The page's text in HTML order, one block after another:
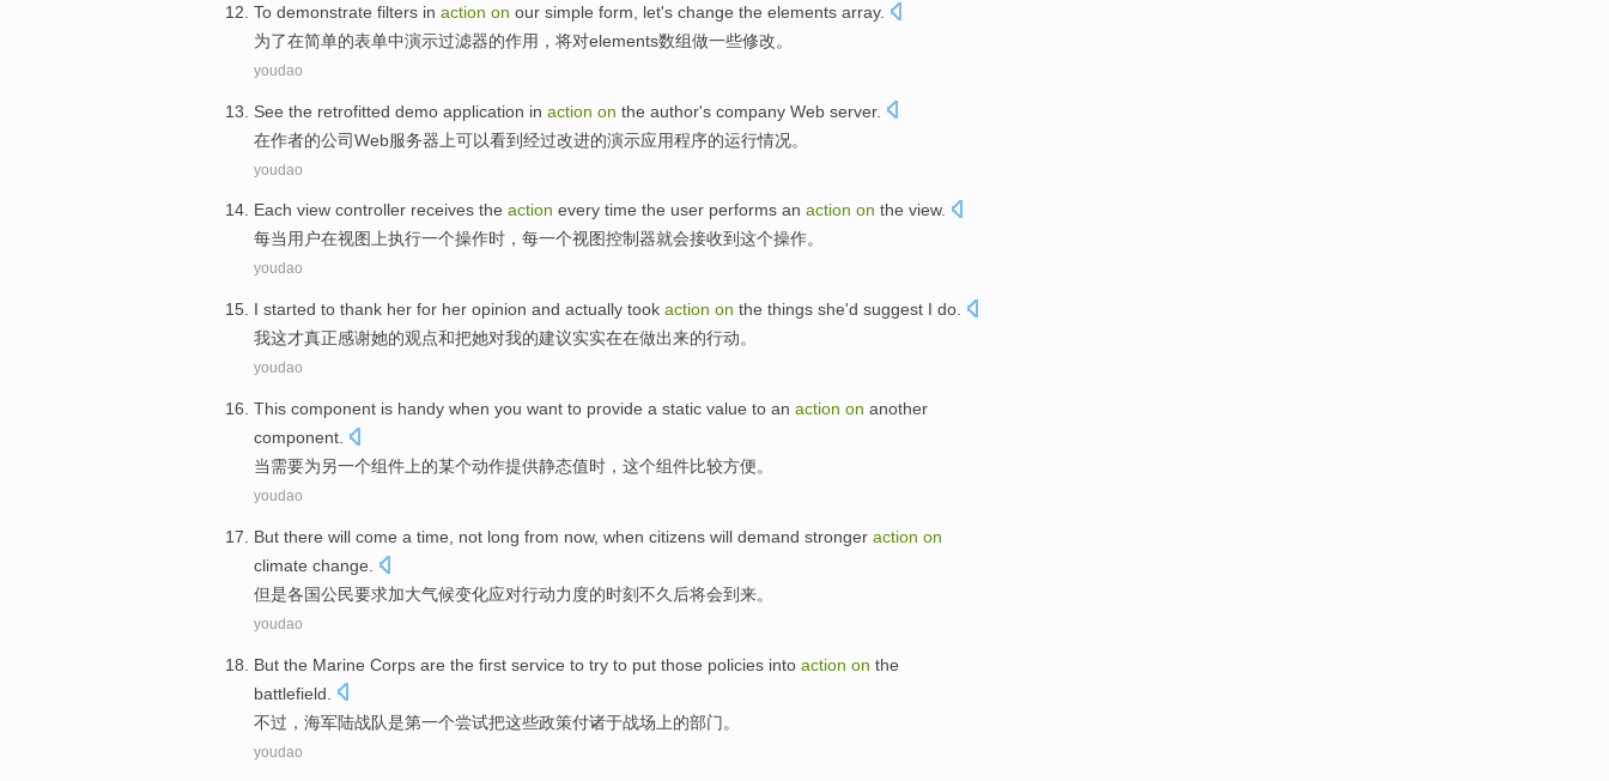
To demonstrate filters in action on our simple form , let's change the elements array.
为了在简单的表单中演示过滤器的作用 ，将对elements数组做一些修改。
youdao
See the retrofitted demo application in action on the author's company Web server.
在作者的公司Web服务器 上可以看到经过改进的演示应用程序的运行情况。
youdao
Each view controller receives the action every time the user performs an action on the view.
每当用户在视图上执行一个操作时 ， 每一个视图控制器就会接收到这个操作。
youdao
I started to thank her for her opinion and actually took action on the things she'd suggest I do.
我这才真正感谢她的观点和把她对我的建议实实在在做出来的行动。
youdao
This component is handy when you want to provide a static value to an action on another
component
当需要为另一个组件 上的某个动作提供静态值时， 这个组件比较方便。
youdao
But there will come a time , not long from now, when citizens will demand stronger action on
climate change
但是各国公民要求加大气候变化应对行动力度的时刻不久后将会到来。
youdao
But the Marine Corps are the first service to try to put those policies into action on the
battlefield
不过 ， 海军陆战队是第一个尝试把这些政策付诸于战场上的部门。
youdao